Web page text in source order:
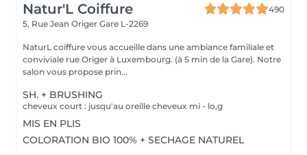
Natur'L Coiffure
490
5, Rue Jean Origer Gare L-2269
NaturL coiffure vous accueille dans une ambiance familiale et
conviviale rue Origer à Luxembourg. (à 5 min de la Gare). Notre
salon vous propose prin...
SH. + BRUSHING
cheveux court : jusqu'au oreille cheveux mi - lo,g
MIS EN PLIS
COLORATION BIO 100% + SECHAGE NATUREL